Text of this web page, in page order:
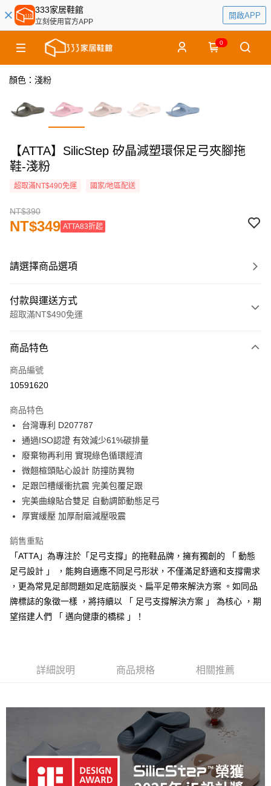
333家居鞋館
立刻使用官方APP
開啟APP
0
顏色：淺粉
【ATTA】SilicStep 矽晶減塑環保足弓夾腳拖
鞋-淺粉
超取滿NT$490免運 國家/地區配送
NT$390
NT$349 ATTA83折起
請選擇商品選項
付款與運送方式
超取滿NT$490免運
信用卡一次付款
超商取貨付款
Apple Pay
街口支付
悠遊付
Google Pay
AFTEE先享後付
【關於「AFTEE先享後付」】
AFTEE先享後付是「在收到商品之後才付款」的支付方式。 讓您購物簡單
便利好安心！
１．簡單：不需註冊會員、不需綁卡、不需儲值。
２．便利：只要手機號碼，簡訊認證，即可結帳。
【「AFTEE先享後付」結帳流程】
ATM／網路銀行／等多元方式進行付款，方視為交易完成。
※ 交易是否成功請以「AFTEE先享後付 」之結帳頁面顯示為準，若有關於
是否繳費成功／繳費後需取消欲退款等相關疑問，請聯繫「AFTEE先享後付
https://netprotections.freshdesk.com/support/home
【注意事項】
１．透過由恩沛科技股份有限公司提供之「AFTEE先享後付」服務完成之交
易，需依本服務之必要範圍內提供個人資料，並將交易相關給付款項請求債
全家取貨付款
每筆NT$80，滿NT$490(含以上)免運費
7-11取貨付款
每筆NT$80，滿NT$490(含以上)免運費
宅配
每筆NT$80，滿NT$490(含以上)免運費
商品特色
商品編號
10591620
商品特色
台灣專利 D207787
通過ISO認證 有效減少61%碳排量
廢棄物再利用 實現綠色循環經濟
微翹楦頭貼心設計 防撞防異物
足跟凹槽緩衝抗震 完美包覆足跟
完美曲線貼合雙足 自動調節動態足弓
厚實緩壓 加厚耐磨減壓吸震
銷售重點
「ATTA」為專注於「足弓支撐」的拖鞋品牌，擁有獨創的 「 動態
足弓設計 」 ，能夠自適應不同足弓形狀，不僅滿足舒適和支撐需求
，更為常見足部問題如足底筋膜炎、扁平足帶來解決方案 。如同品
牌標誌的象徵一樣 ，將持續以 「 足弓支撐解決方案 」 為核心 ，期
望搭建人們 「 邁向健康的橋樑 」！
詳細說明 商品規格 相關推薦